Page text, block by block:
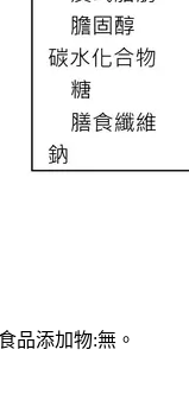
品添加物:無。